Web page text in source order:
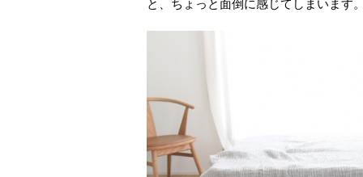
と、ちょっと面倒に感じてしまいます